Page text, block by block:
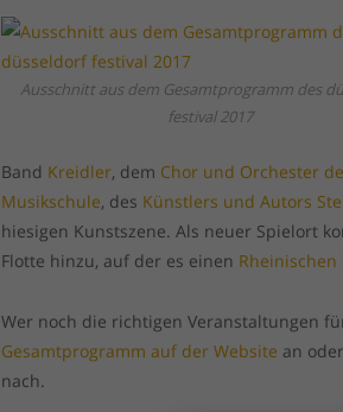
Ausschnitt aus dem Gesamtprogramm des
festival 2017
Band Kreidler, dem Chor und Orchester
Musikschule, des Künstlers und Autors
hiesigen Kunstszene. Als neuer Spielort
Flotte hinzu, auf der es einen
Wer noch die richtigen Veranstaltungen
Gesamtprogramm auf der Website an
nach.